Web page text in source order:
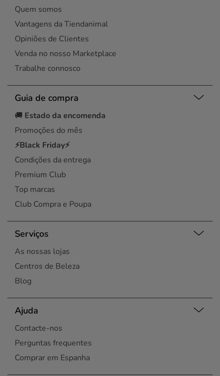
Quem somos
Vantagens da Tiendanimal
Opiniões de Clientes
Venda no nosso Marketplace
Trabalhe connosco
Guia de compra
🚚 Estado da encomenda
Promoções do mês
⚡Black Friday⚡
Condições da entrega
Premium Club
Top marcas
Club Compra e Poupa
Serviços
As nossas lojas
Centros de Beleza
Blog
Ajuda
Contacte-nos
Perguntas frequentes
Comprar em Espanha